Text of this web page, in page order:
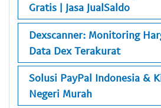
Gratis | Jasa JualSaldo
Dexscanner: Monitoring
Data Dex Terakurat
Solusi PayPal Indonesia &
Negeri Murah